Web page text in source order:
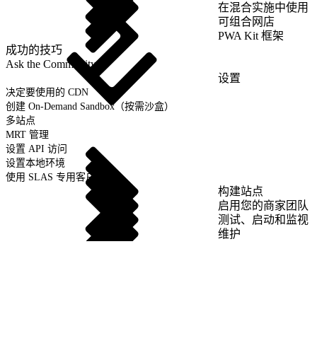
在混合实施中使用
可组合网店
PWA Kit 框架
成功的技巧
Ask the Community
设置
决定要使用的 CDN
创建 On-Demand Sandbox（按需沙盒）
多站点
MRT 管理
设置 API 访问
设置本地环境
使用 SLAS 专用客户端
构建站点
启用您的商家团队
测试、启动和监视
维护